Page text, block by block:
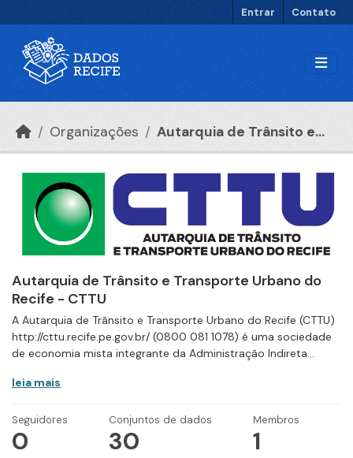
Entrar Contato
Organizações Autarquia de Trânsito e...
Autarquia de Trânsito e Transporte Urbano do
Recife - CTTU
A Autarquia de Trânsito e Transporte Urbano do Recife (CTTU)
http://cttu.recife.pe.gov.br/ (0800 081 1078) é uma sociedade
de economia mista integrante da Administração Indireta...
leia mais
Seguidores
0
Conjuntos de dados
30
Membros
1